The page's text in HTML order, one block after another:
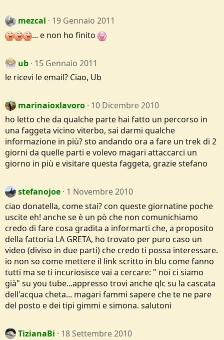
mezcal
19 Gennaio 2011
... e non ho finito
ub 15 Gennaio 2011
le ricevi le email? Ciao, Ub
marinaioxlavoro 10 Dicembre 2010
ho letto che da qualche parte hai fatto un percorso in
una faggeta vicino viterbo, sai darmi qualche
informazione in più? sto andando ora a fare un trek di 2
giorni da quelle parti e volevo magari attaccarci un
giorno in più e visitare questa faggeta, grazie stefano
stefanojoe 1 Novembre 2010
ciao donatella, come stai? con queste giornatine poche
uscite eh! anche se è un pò che non comunichiamo
credo di fare cosa gradita a informarti che, a proposito
della fattoria LA GRETA, ho trovato per puro caso un
video (diviso in due parti) che credo ti possa interessare.
io non so come mettere il link scritto in blu come fanno
tutti ma se ti incuriosisce vai a cercare: " noi ci siamo
già" su you tube...appresso trovi anche qlc su la cascata
dell'acqua cheta... magari fammi sapere che te ne pare
del posto e dei tipi gimmi e simona. salutoni
TizianaBi
18 Settembre 2010